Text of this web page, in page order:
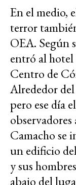
En el medio,
terror
OEA. Según
entró al hotel
Centro de
Alrededor
pero ese día
Camacho se
un edificio
y sus
abajo del